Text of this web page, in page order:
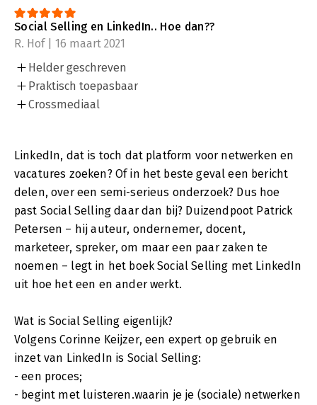
Social Selling en LinkedIn.. Hoe dan??
R. Hof | 16 maart 2021
Helder geschreven
Praktisch toepasbaar
Crossmediaal
LinkedIn, dat is toch dat platform voor netwerken en
vacatures zoeken? Of in het beste geval een bericht
delen, over een semi-serieus onderzoek? Dus hoe
past Social Selling daar dan bij? Duizendpoot Patrick
Petersen – hij auteur, ondernemer, docent,
marketeer, spreker, om maar een paar zaken te
noemen – legt in het boek Social Selling met LinkedIn
uit hoe het een en ander werkt.
Wat is Social Selling eigenlijk?
Volgens Corinne Keijzer, een expert op gebruik en
inzet van LinkedIn is Social Selling:
- een proces;
- begint met luisteren.waarin je je (sociale) netwerken